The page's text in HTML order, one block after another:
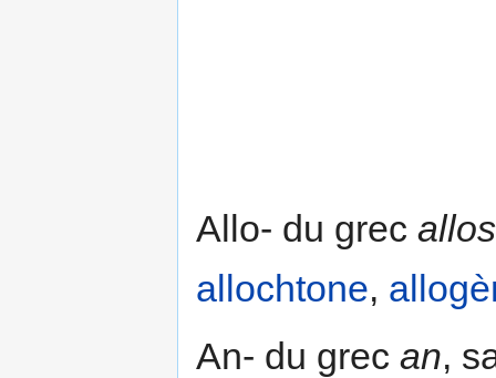
Allo- du grec allos
allochtone,
An- du grec an,